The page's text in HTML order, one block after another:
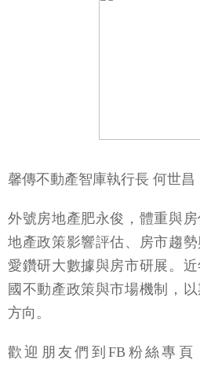
馨傳不動產智庫執行長 何世昌
外號房地產肥永俊，體重與
地產政策影響評估、房市趨
愛鑽研大數據與房市研展。
國不動產政策與市場機制，
方向。
歡迎朋友們到FB粉絲專頁